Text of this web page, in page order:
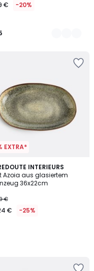
€ -20%
EXTRA*
INTERIEURS
Azoia aus glasiertem
36x22cm
€
€ -25%